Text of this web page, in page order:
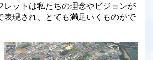
レットは私たちの理念やビジョンが
表現され、とても満足いくものがで